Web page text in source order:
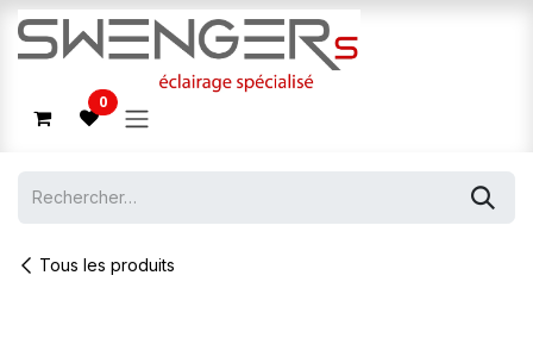
Se rendre au contenu
0
Tous les produits